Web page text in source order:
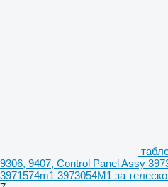
9306, 9407, Control Panel Assy
3971574m1 3973054M1 за